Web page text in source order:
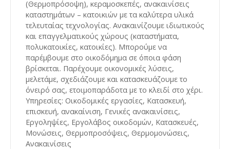
(Θερμοπρόσοψη), κεραμοσκεπές, ανακαινίσεις
καταστημάτων – κατοικιών με τα καλύτερα υλικά
τελευταίας τεχνολογίας. Ανακαινίζουμε ιδιωτικούς
και επαγγελματικούς χώρους (καταστήματα,
πολυκατοικίες, κατοικίες). Μπορούμε να
παρέμβουμε στο οικοδόμημα σε όποια φάση
βρίσκεται. Παρέχουμε οικονομικές λύσεις,
μελετάμε, σχεδιάζουμε και κατασκευάζουμε το
όνειρό σας, ετοιμοπαράδοτα με το κλειδί στο χέρι.
Υπηρεσίες: Οικοδομικές εργασίες, Κατασκευή,
επισκευή, ανακαίνιση, Γενικές ανακαινίσεις,
Εργοληψίες, Εργολάβος οικοδομών, Κατασκευές,
Μονώσεις, Θερμοπροσόψεις, Θερμομονώσεις,
Ανακαινίσεις